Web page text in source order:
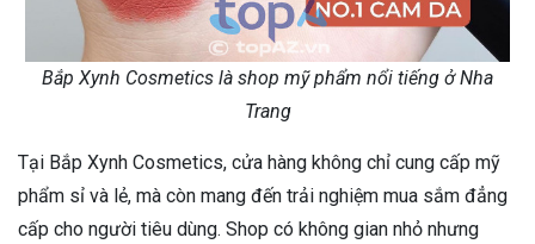
Bắp Xynh Cosmetics là shop mỹ phẩm nổi tiếng ở Nha
Trang
Tại Bắp Xynh Cosmetics, cửa hàng không chỉ cung cấp mỹ
phẩm sỉ và lẻ, mà còn mang đến trải nghiệm mua sắm đẳng
cấp cho người tiêu dùng. Shop có không gian nhỏ nhưng